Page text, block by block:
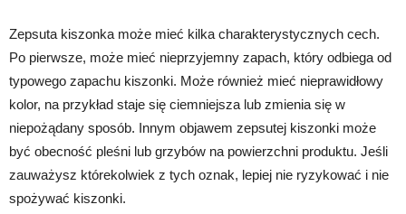
Zepsuta kiszonka może mieć kilka charakterystycznych cech.
Po pierwsze, może mieć nieprzyjemny zapach, który odbiega od
typowego zapachu kiszonki. Może również mieć nieprawidłowy
kolor, na przykład staje się ciemniejsza lub zmienia się w
niepożądany sposób. Innym objawem zepsutej kiszonki może
być obecność pleśni lub grzybów na powierzchni produktu. Jeśli
zauważysz którekolwiek z tych oznak, lepiej nie ryzykować i nie
spożywać kiszonki.